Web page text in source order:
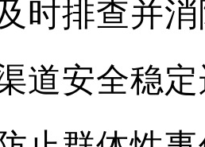
时排查并
道安全稳